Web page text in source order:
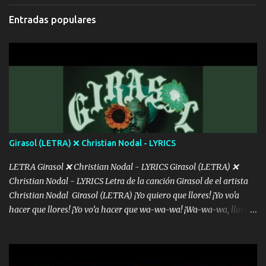
cada que intentas cantar Cada que intentas rapear, cada que
intentas rimar Pobre payaso que usa a todo el mundo pa' conectar
con la gente Dices "Latino Gang" pero pisas a to'a tu gente Pa’ dar
menos se prudente Hoy me sabe a mierda, traigo un Balvin en los
dientes Por falta de empatía le toca ser resiliente ¿Acaso eres
consciente de los followers que mueves? Parcerito, abre los ojos y
ve el poder que tienes Otro chiste malo son los nombres de tus
álbum's "José, vibras colores con la energía del diablo " ¿Si ...
Entradas populares
Girasol (LETRA) ❌ Christian Nodal - LYRICS
LETRA Girasol ❌ Christian Nodal - LYRICS Girasol (LETRA) ❌
Christian Nodal - LYRICS Letra de la canción Girasol de el artista
Christian Nodal Girasol (LETRA) ¡Yo quiero que llores! ¡Yo vo'a
hacer que llores! ¡Yo vo’a hacer que wa-wa-wa! ¡Wa-wa-wa, llores!